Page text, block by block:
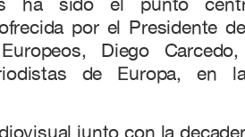
por el Presidente
Europeos, Diego
de Europa, en
junto con la